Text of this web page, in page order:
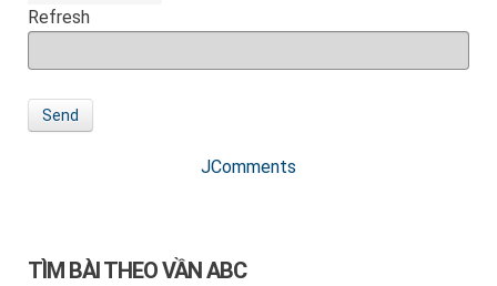
Refresh
Send
JComments
TÌM BÀI THEO VẦN ABC